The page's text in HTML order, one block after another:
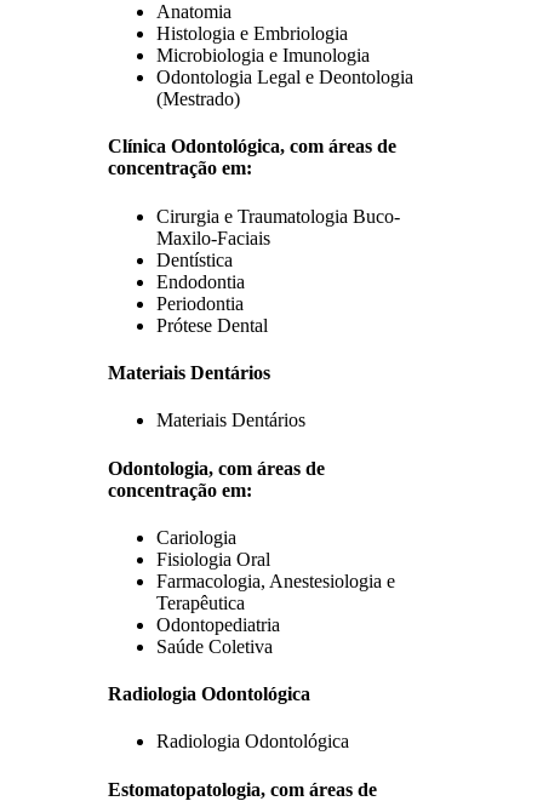
Anatomia
Histologia e Embriologia
Microbiologia e Imunologia
Odontologia Legal e Deontologia
(Mestrado)
Clínica Odontológica, com áreas de
concentração em:
Cirurgia e Traumatologia Buco-
Maxilo-Faciais
Dentística
Endodontia
Periodontia
Prótese Dental
Materiais Dentários
Materiais Dentários
Odontologia, com áreas de
concentração em:
Cariologia
Fisiologia Oral
Farmacologia, Anestesiologia e
Terapêutica
Odontopediatria
Saúde Coletiva
Radiologia Odontológica
Radiologia Odontológica
Estomatopatologia, com áreas de